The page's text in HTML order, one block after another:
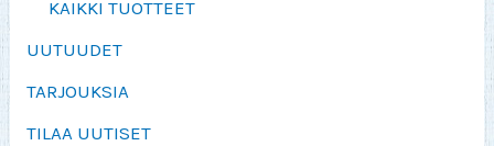
KAIKKI TUOTTEET
UUTUUDET
TARJOUKSIA
TILAA UUTISET